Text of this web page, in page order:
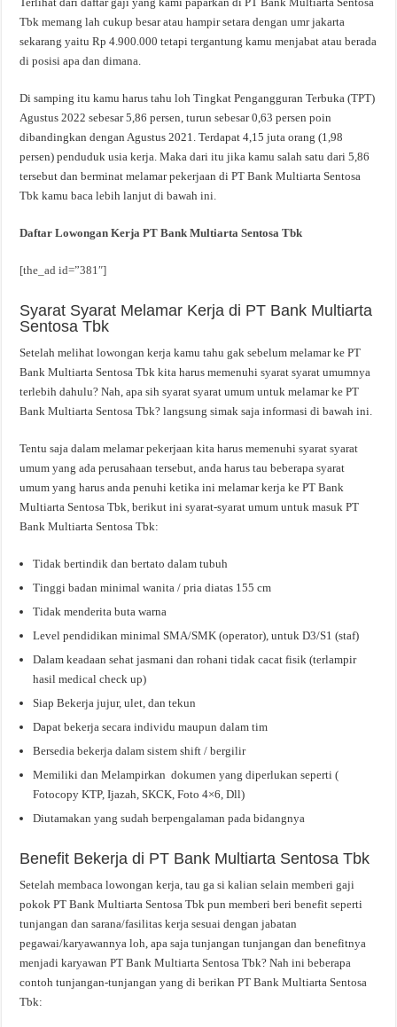
Tbk memang lah cukup besar atau hampir setara dengan umr jakarta
sekarang yaitu Rp 4.900.000 tetapi tergantung kamu menjabat atau berada
di posisi apa dan dimana.
Di samping itu kamu harus tahu loh Tingkat Pengangguran Terbuka (TPT)
Agustus 2022 sebesar 5,86 persen, turun sebesar 0,63 persen poin
dibandingkan dengan Agustus 2021. Terdapat 4,15 juta orang (1,98
persen) penduduk usia kerja. Maka dari itu jika kamu salah satu dari 5,86
tersebut dan berminat melamar pekerjaan di PT Bank Multiarta Sentosa
Tbk kamu baca lebih lanjut di bawah ini.
Daftar Lowongan Kerja PT Bank Multiarta Sentosa Tbk
[the_ad id=”381″]
Syarat Syarat Melamar Kerja di PT Bank Multiarta
Sentosa Tbk
Setelah melihat lowongan kerja kamu tahu gak sebelum melamar ke PT
Bank Multiarta Sentosa Tbk kita harus memenuhi syarat syarat umumnya
terlebih dahulu? Nah, apa sih syarat syarat umum untuk melamar ke PT
Bank Multiarta Sentosa Tbk? langsung simak saja informasi di bawah ini.
Tentu saja dalam melamar pekerjaan kita harus memenuhi syarat syarat
umum yang ada perusahaan tersebut, anda harus tau beberapa syarat
umum yang harus anda penuhi ketika ini melamar kerja ke PT Bank
Multiarta Sentosa Tbk, berikut ini syarat-syarat umum untuk masuk PT
Bank Multiarta Sentosa Tbk:
Tidak bertindik dan bertato dalam tubuh
Tinggi badan minimal wanita / pria diatas 155 cm
Tidak menderita buta warna
Level pendidikan minimal SMA/SMK (operator), untuk D3/S1 (staf)
Dalam keadaan sehat jasmani dan rohani tidak cacat fisik (terlampir
hasil medical check up)
Siap Bekerja jujur, ulet, dan tekun
Dapat bekerja secara individu maupun dalam tim
Bersedia bekerja dalam sistem shift / bergilir
Memiliki dan Melampirkan dokumen yang diperlukan seperti (
Fotocopy KTP, Ijazah, SKCK, Foto 4×6, Dll)
Diutamakan yang sudah berpengalaman pada bidangnya
Benefit Bekerja di PT Bank Multiarta Sentosa Tbk
Setelah membaca lowongan kerja, tau ga si kalian selain memberi gaji
pokok PT Bank Multiarta Sentosa Tbk pun memberi beri benefit seperti
tunjangan dan sarana/fasilitas kerja sesuai dengan jabatan
pegawai/karyawannya loh, apa saja tunjangan tunjangan dan benefitnya
menjadi karyawan PT Bank Multiarta Sentosa Tbk? Nah ini beberapa
contoh tunjangan-tunjangan yang di berikan PT Bank Multiarta Sentosa
Tbk: